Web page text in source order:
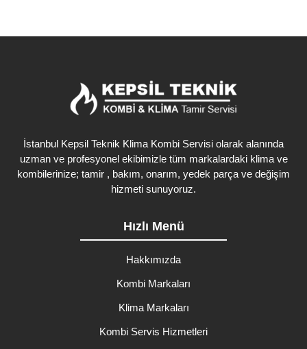
İstanbul Kepsil Teknik Klima Kombi Servisi olarak alanında
uzman ve profesyonel ekibimizle tüm markalardaki klima ve
kombilerinize; tamir , bakım, onarım, yedek parça ve değişim
hizmeti sunuyoruz.
Hızlı Menü
Hakkımızda
Kombi Markaları
Klima Markaları
Kombi Servis Hizmetleri